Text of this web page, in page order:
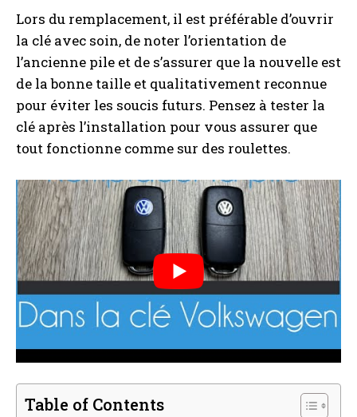
Lors du remplacement, il est préférable d’ouvrir
la clé avec soin, de noter l’orientation de
l’ancienne pile et de s’assurer que la nouvelle est
de la bonne taille et qualitativement reconnue
pour éviter les soucis futurs. Pensez à tester la
clé après l’installation pour vous assurer que
tout fonctionne comme sur des roulettes.
Table of Contents